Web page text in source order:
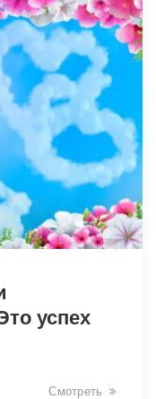
успех
Смотреть